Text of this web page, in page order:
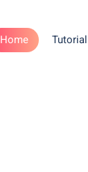
Home Tutorial